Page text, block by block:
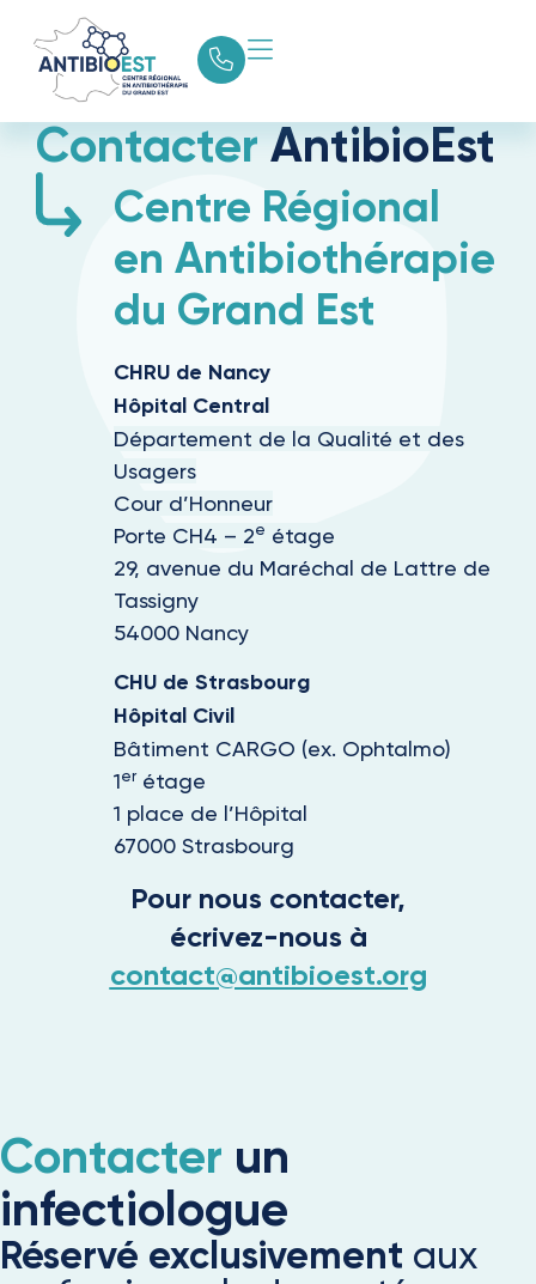
ContacterAntibioEst
Centre Régional
en Antibiothérapie
du Grand Est
CHRU de Nancy
Hôpital Central
Département de la Qualité et des
Usagers
Cour d’Honneur
Porte CH4 – 2e étage
29, avenue du Maréchal de Lattre de
Tassigny
54000 Nancy
CHU de Strasbourg
Hôpital Civil
Bâtiment CARGO (ex. Ophtalmo)
1erétage
1 place de l’Hôpital
67000 Strasbourg
Pour nous contacter,
écrivez-nous à
contact@antibioest.org
Contacter un
infectiologue
Réservé exclusivement aux